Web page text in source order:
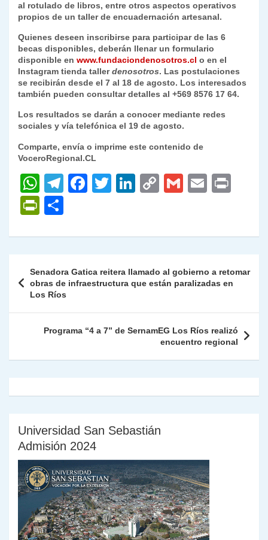
al rotulado de libros, entre otros aspectos operativos
propios de un taller de encuadernación artesanal.
Quienes deseen inscribirse para participar de las 6
becas disponibles, deberán llenar un formulario
disponible en www.fundaciondenosotros.cl o en el
Instagram tienda tallerdenosotros. Las postulaciones
se recibirán desde el 7 al 18 de agosto. Los interesados
también pueden consultar detalles al +569 8576 17 64.
Los resultados se darán a conocer mediante redes
sociales y vía telefónica el 19 de agosto.
Comparte, envía o imprime este contenido de
VoceroRegional.CL
W
h
at
s
p
p
T
gr
m
F
e
o
k
T
er
Li
e
n
C
y
n
G
l
E
l
P
nt
Fr
ie
n
dl
y
m
p
ar
tir
de
entradas
Senadora Gatica reitera llamado al gobierno a retomar
obras de infraestructura que están paralizadas en
Los Ríos
Programa “4 a 7” de SernamEG Los Ríos realizó
encuentro regional
Universidad San Sebastián
Admisión 2024